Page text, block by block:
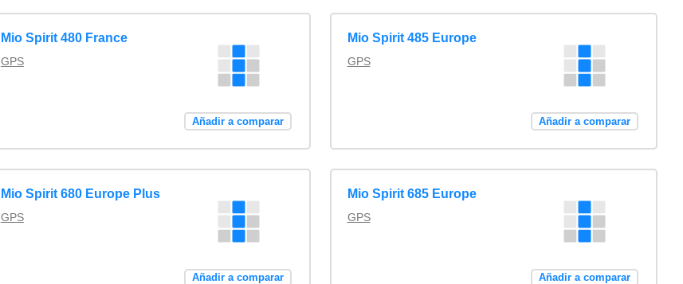
Mio Spirit 480 France
GPS
Añadir a comparar
Mio Spirit 485 Europe
GPS
Añadir a comparar
Mio Spirit 680 Europe Plus
GPS
Añadir a comparar
Mio Spirit 685 Europe
GPS
Añadir a comparar